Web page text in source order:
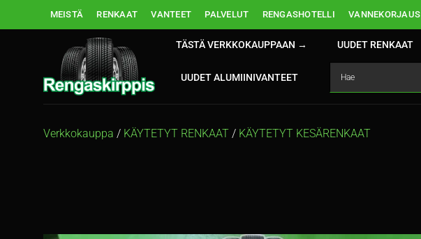
MEISTÄ RENKAAT VANTEET PALVELUT RENGASHOTELLI VANNEKORJAUS
TÄSTÄ VERKKOKAUPPAAN → UUDET RENKAAT
UUDET ALUMIINIVANTEET
Verkkokauppa / KÄYTETYT RENKAAT / KÄYTETYT KESÄRENKAAT